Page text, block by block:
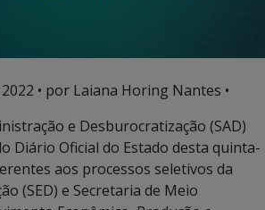
• por Laiana Horing Nantes •
e Desburocratização (SAD)
Diário Oficial do Estado desta quinta-
aos processos seletivos da
(SED) e Secretaria de Meio